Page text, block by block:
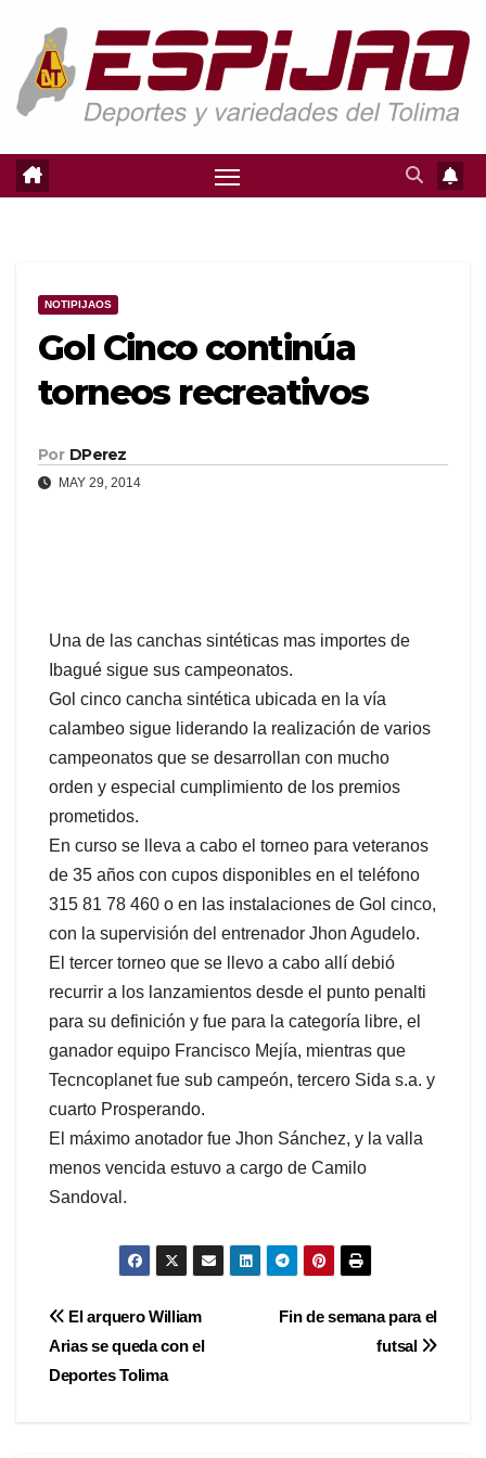
contenido
NOTIPIJAOS
Gol Cinco continúa
torneos recreativos
Por DPerez
MAY 29, 2014
Una de las canchas sintéticas mas importes de
Ibagué sigue sus campeonatos.
Gol cinco cancha sintética ubicada en la vía
calambeo sigue liderando la realización de varios
campeonatos que se desarrollan con mucho
orden y especial cumplimiento de los premios
prometidos.
En curso se lleva a cabo el torneo para veteranos
de 35 años con cupos disponibles en el teléfono
315 81 78 460 o en las instalaciones de Gol cinco,
con la supervisión del entrenador Jhon Agudelo.
El tercer torneo que se llevo a cabo allí debió
recurrir a los lanzamientos desde el punto penalti
para su definición y fue para la categoría libre, el
ganador equipo Francisco Mejía, mientras que
Tecncoplanet fue sub campeón, tercero Sida s.a. y
cuarto Prosperando.
El máximo anotador fue Jhon Sánchez, y la valla
menos vencida estuvo a cargo de Camilo
Sandoval.
Navegación
de
Fin de semana para el
futsal
El arquero William
Arias se queda con el
Deportes Tolima